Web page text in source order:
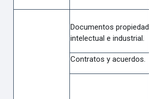
Documentos propiedad
intelectual e industrial.
Contratos y acuerdos.